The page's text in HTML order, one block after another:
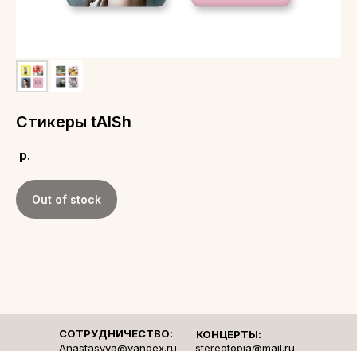
Стикеры tAISh
р.
Out of stock
Anastasyya@yandex.ru
СОТРУДНИЧЕСТВО:
stereotopia@mail.ru
КОНЦЕРТЫ: